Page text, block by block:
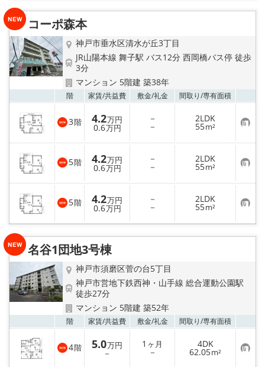
り
コーポ森本
神戸市垂水区清水が丘3丁目
JR山陽本線 舞子駅 バス12分 西岡橋バス停 徒歩
3分
マンション 5階建 築38年
階 家賃/共益費 敷金/礼金 間取り/専有面積
3階 4.2万円
0.6万円
－
－
2LDK
55m² お
気
に
入
り
登
録
5階 4.2万円
0.6万円
－
－
2LDK
55m² お
気
に
入
り
登
録
5階 4.2万円
0.6万円
－
－
2LDK
55m² お
気
に
り
名谷1団地3号棟
神戸市須磨区菅の台5丁目
神戸市営地下鉄西神・山手線 総合運動公園駅
徒歩27分
マンション 5階建 築52年
階 家賃/共益費 敷金/礼金 間取り/専有面積
4階 5.0万円
－
1 ヶ月
－
4DK
62.05m² お
気